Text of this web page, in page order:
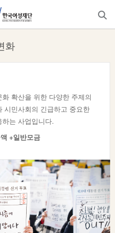
화
일반모금
확산을 위한 다양한 주제의
시민사회의 긴급하고 중요한
는 사업입니다.
+일반모금